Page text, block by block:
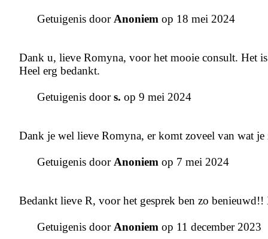
Getuigenis doorAnoniem op 18 mei 2024
Dank u, lieve Romyna, voor het mooie consult. Het
Heel erg bedankt.
Getuigenis doors. op 9 mei 2024
Dank je wel lieve Romyna, er komt zoveel van wat
Getuigenis doorAnoniem op 7 mei 2024
Bedankt lieve R, voor het gesprek ben zo
Getuigenis doorAnoniem op 11 december 2023